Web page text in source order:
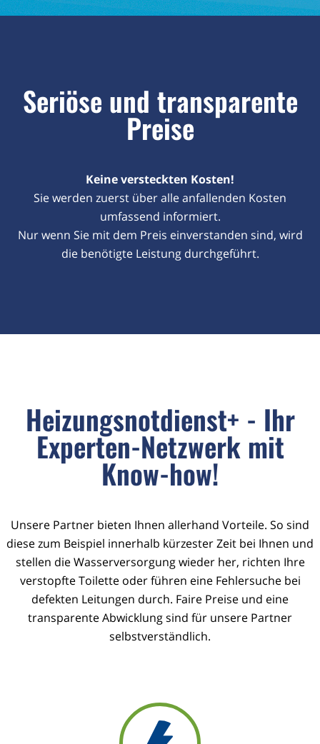
Seriöse und transparente
Preise
Keine versteckten Kosten!
Sie werden zuerst über alle anfallenden Kosten
umfassend informiert.
Nur wenn Sie mit dem Preis einverstanden sind, wird
die benötigte Leistung durchgeführt.
Heizungsnotdienst+ - Ihr
Experten-Netzwerk mit
Know-how!
Unsere Partner bieten Ihnen allerhand Vorteile. So sind
diese zum Beispiel innerhalb kürzester Zeit bei Ihnen und
stellen die Wasserversorgung wieder her, richten Ihre
verstopfte Toilette oder führen eine Fehlersuche bei
defekten Leitungen durch. Faire Preise und eine
transparente Abwicklung sind für unsere Partner
selbstverständlich.